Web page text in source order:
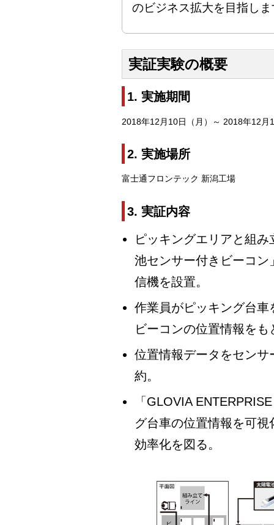
のビジネス拡大を目指し
実証実験の概要
1. 実施期間
2018年12月10日（月）～ 2018年12月
2. 実施場所
富士通フロンテック 新潟工場
3. 実証内容
ピッキングエリアと組
池センサー付きビーコ
信機を設置。
作業員がピッキング台
ビーコンの位置情報をも
位置情報データをセン
約。
「GLOVIA
グ台車の位置情報を可
効率化を図る。